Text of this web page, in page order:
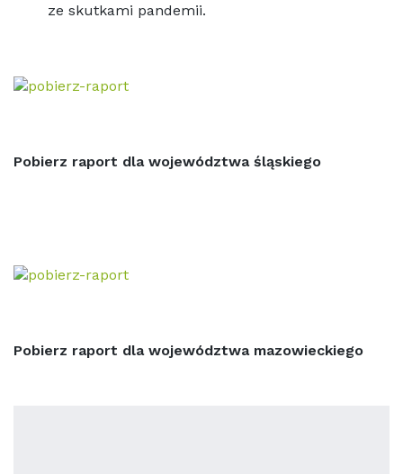
ze skutkami pandemii.
Pobierz raport dla województwa śląskiego
Pobierz raport dla województwa mazowieckiego